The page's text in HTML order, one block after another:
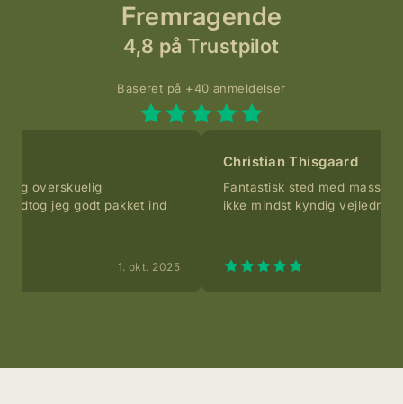
Fremragende
4,8 på Trustpilot
Baseret på +40 anmeldelser
og overskuelig
jeg godt pakket ind
1. okt. 2025
Christian Thisgaard
Fantastisk sted med masser
ikke mindst kyndig